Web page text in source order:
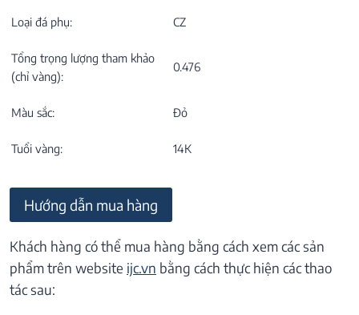
Loại đá phụ: CZ
Tổng trọng lượng tham khảo
(chỉ vàng):
0.476
Màu sắc: Đỏ
Tuổi vàng: 14K
Hướng dẫn mua hàng
Khách hàng có thể mua hàng bằng cách xem các sản
phẩm trên website ijc.vn bằng cách thực hiện các thao
tác sau: